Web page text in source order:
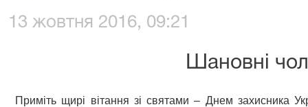
13 жовтня 2016, 09:21
Шановні
Приміть щирі вітання зі святами – Днем захисника